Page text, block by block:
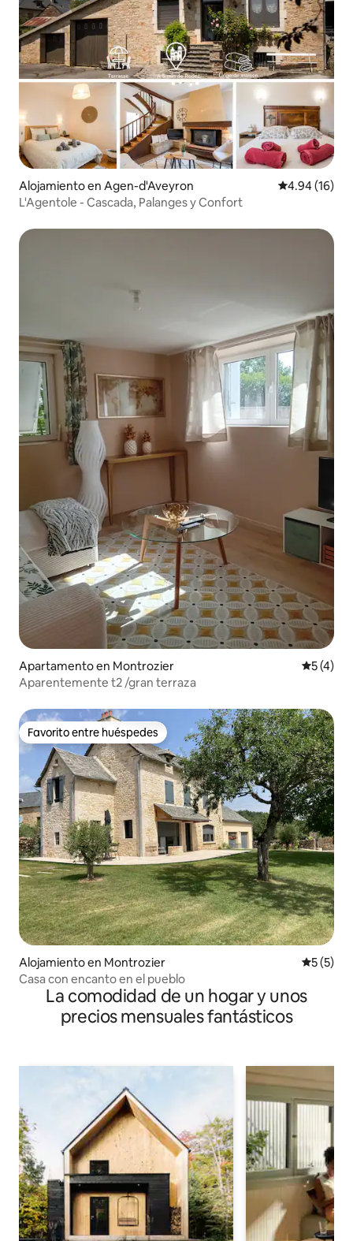
Alojamiento en Agen-d'Aveyron Calificación
4.94 (16)
L'Agentole - Cascada, Palanges y Confort
Apartamento en Montrozier
5 (4)
Aparentemente t2 /gran terraza
Favorito entre huéspedes
Favorito entre huéspedes
Alojamiento en Montrozier
5 (5)
Casa con encanto en el pueblo
La comodidad de un hogar y unos
precios mensuales fantásticos